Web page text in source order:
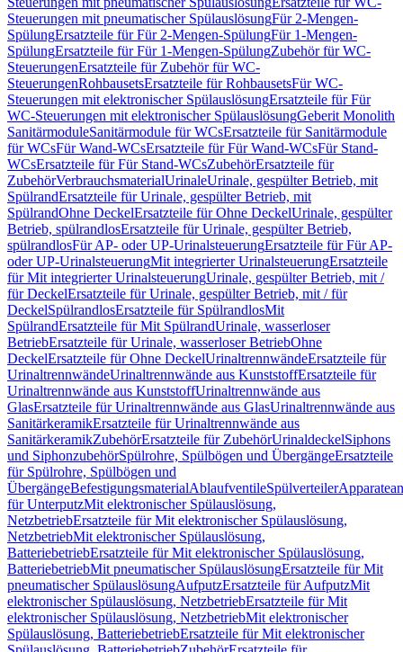
Steuerungen mit pneumatischer SpülauslösungFür 2-Mengen-
SpülungErsatzteile für Für 2-Mengen-SpülungFür 1-Mengen-
SpülungErsatzteile für Für 1-Mengen-SpülungZubehör für WC-
SteuerungenErsatzteile für Zubehör für WC-
SteuerungenRohbausetsErsatzteile für RohbausetsFür WC-
Steuerungen mit elektronischer SpülauslösungErsatzteile für Für
WC-Steuerungen mit elektronischer SpülauslösungGeberit Monolith
SanitärmoduleSanitärmodule für WCsErsatzteile für Sanitärmodule
für WCsFür Wand-WCsErsatzteile für Für Wand-WCsFür Stand-
WCsErsatzteile für Für Stand-WCsZubehörErsatzteile für
ZubehörVerbrauchsmaterialUrinaleUrinale, gespülter Betrieb, mit
SpülrandErsatzteile für Urinale, gespülter Betrieb, mit
SpülrandOhne DeckelErsatzteile für Ohne DeckelUrinale, gespülter
Betrieb, spülrandlosErsatzteile für Urinale, gespülter Betrieb,
spülrandlosFür AP- oder UP-UrinalsteuerungErsatzteile für Für AP-
oder UP-UrinalsteuerungMit integrierter UrinalsteuerungErsatzteile
für Mit integrierter UrinalsteuerungUrinale, gespülter Betrieb, mit /
für DeckelErsatzteile für Urinale, gespülter Betrieb, mit / für
DeckelSpülrandlosErsatzteile für SpülrandlosMit
SpülrandErsatzteile für Mit SpülrandUrinale, wasserloser
BetriebErsatzteile für Urinale, wasserloser BetriebOhne
DeckelErsatzteile für Ohne DeckelUrinaltrennwändeErsatzteile für
UrinaltrennwändeUrinaltrennwände aus KunststoffErsatzteile für
Urinaltrennwände aus KunststoffUrinaltrennwände aus
GlasErsatzteile für Urinaltrennwände aus GlasUrinaltrennwände aus
SanitärkeramikErsatzteile für Urinaltrennwände aus
SanitärkeramikZubehörErsatzteile für ZubehörUrinaldeckelSiphons
und SiphonzubehörSpülrohre, Spülbögen und ÜbergängeErsatzteile
für Spülrohre, Spülbögen und
ÜbergängeBefestigungsmaterialAblaufventileSpülverteiler
für UnterputzMit elektronischer Spülauslösung,
NetzbetriebErsatzteile für Mit elektronischer Spülauslösung,
NetzbetriebMit elektronischer Spülauslösung,
BatteriebetriebErsatzteile für Mit elektronischer Spülauslösung,
BatteriebetriebMit pneumatischer SpülauslösungErsatzteile für Mit
pneumatischer SpülauslösungAufputzErsatzteile für AufputzMit
elektronischer Spülauslösung, NetzbetriebErsatzteile für Mit
elektronischer Spülauslösung, NetzbetriebMit elektronischer
Spülauslösung, BatteriebetriebErsatzteile für Mit elektronischer